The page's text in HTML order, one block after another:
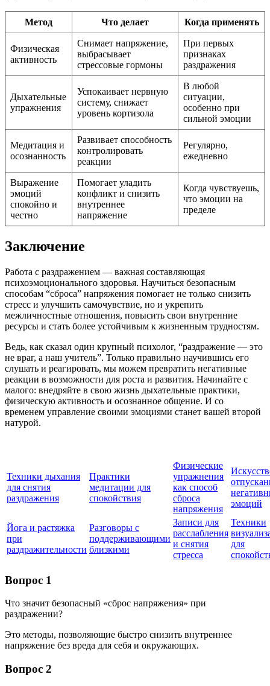
Метод Что делает Когда применять
Физическая
активность
Снимает напряжение,
выбрасывает
стрессовые гормоны
При первых
признаках
раздражения
Дыхательные
упражнения
Успокаивает нервную
систему, снижает
уровень кортизола
В любой
ситуации,
особенно при
сильной эмоции
Медитация и
осознанность
Развивает способность
контролировать
реакции
Регулярно,
ежедневно
Выражение
эмоций
спокойно и
честно
Помогает уладить
конфликт и снизить
внутреннее
напряжение
Когда чувствуешь,
что эмоции на
пределе
Заключение
Работа с раздражением — важная составляющая
психоэмоционального здоровья. Научиться безопасным
способам “сброса” напряжения помогает не только снизить
стресс и улучшить самочувствие, но и укрепить
межличностные отношения, повысить свои внутренние
ресурсы и стать более устойчивым к жизненным трудностям.
Ведь, как сказал один крупный психолог, “раздражение — это
не враг, а наш учитель”. Только правильно научившись его
слушать и реагировать, мы можем превратить негативные
реакции в возможности для роста и развития. Начинайте с
малого: внедряйте в свою жизнь дыхательные практики,
физическую активность и осознанное общение. И со
временем управление своими эмоциями станет вашей второй
натурой.
Техники дыхания
для снятия
раздражения
Практики
медитации для
спокойствия
Физические
упражнения
как способ
сброса
напряжения
эмоций
Йога и растяжка
при
раздражительности
Разговоры с
поддерживающими
близкими
Записи для
расслабления
и снятия
стресса
Техники
для
Вопрос 1
Что значит безопасный «сброс напряжения» при
раздражении?
Это методы, позволяющие быстро снизить внутреннее
напряжение без вреда для себя и окружающих.
Вопрос 2